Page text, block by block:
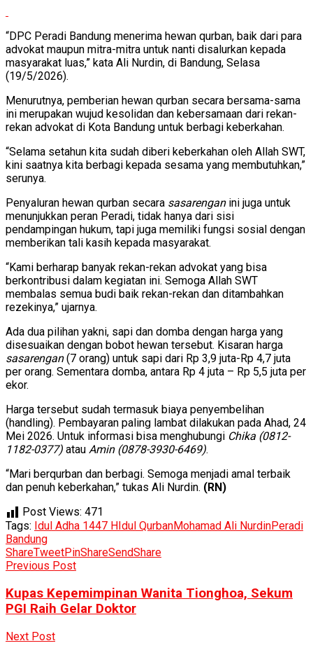
“DPC Peradi Bandung menerima hewan qurban, baik dari para
advokat maupun mitra-mitra untuk nanti disalurkan kepada
masyarakat luas,” kata Ali Nurdin, di Bandung, Selasa
(19/5/2026).
Menurutnya, pemberian hewan qurban secara bersama-sama
ini merupakan wujud kesolidan dan kebersamaan dari rekan-
rekan advokat di Kota Bandung untuk berbagi keberkahan.
“Selama setahun kita sudah diberi keberkahan oleh Allah SWT,
kini saatnya kita berbagi kepada sesama yang membutuhkan,”
serunya.
Penyaluran hewan qurban secara sasarenganini juga untuk
menunjukkan peran Peradi, tidak hanya dari sisi
pendampingan hukum, tapi juga memiliki fungsi sosial dengan
memberikan tali kasih kepada masyarakat.
“Kami berharap banyak rekan-rekan advokat yang bisa
berkontribusi dalam kegiatan ini. Semoga Allah SWT
membalas semua budi baik rekan-rekan dan ditambahkan
rezekinya,” ujarnya.
Ada dua pilihan yakni, sapi dan domba dengan harga yang
disesuaikan dengan bobot hewan tersebut. Kisaran harga
sasarengan(7 orang) untuk sapi dari Rp 3,9 juta-Rp 4,7 juta
per orang. Sementara domba, antara Rp 4 juta – Rp 5,5 juta per
ekor.
Harga tersebut sudah termasuk biaya penyembelihan
(handling). Pembayaran paling lambat dilakukan pada Ahad, 24
Mei 2026. Untuk informasi bisa menghubungi Chika (0812-
1182-0377) atau Amin (0878-3930-6469).
“Mari berqurban dan berbagi. Semoga menjadi amal terbaik
dan penuh keberkahan,” tukas Ali Nurdin. (RN)
Post Views: 471
Tags: Idul Adha 1447 HIdul QurbanMohamad Ali NurdinPeradi
Bandung
ShareTweetPinShareSendShare
Previous Post
Kupas Kepemimpinan Wanita Tionghoa, Sekum
PGI Raih Gelar Doktor
Next Post